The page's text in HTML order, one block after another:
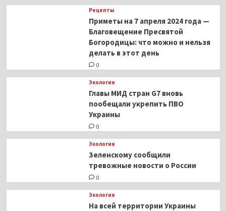
Рецепты
Приметы на 7 апреля 2024 года —
Благовещение Пресвятой
Богородицы: что можно и нельзя
делать в этот день
0
Экология
Главы МИД стран G7 вновь
пообещали укрепить ПВО
Украины
0
Экология
Зеленскому сообщили
тревожные новости о России
0
Экология
На всей территории Украины